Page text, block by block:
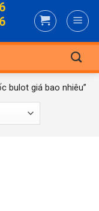
bulot giá bao nhiêu”